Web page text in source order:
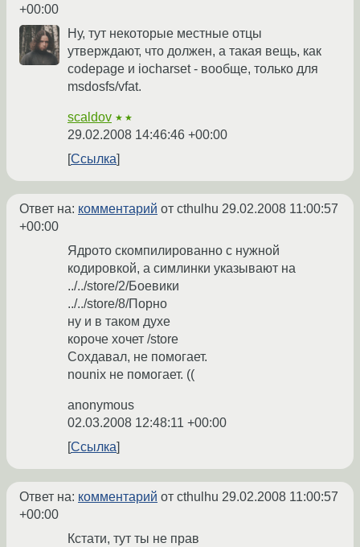
+00:00
Ну, тут некоторые местные отцы
утверждают, что должен, а такая вещь, как
codepage и iocharset - вообще, только для
msdosfs/vfat.
scaldov ★★
29.02.2008 14:46:46 +00:00
Ссылка
Ответ на: комментарий от cthulhu 29.02.2008 11:00:57
+00:00
Ядрото скомпилированно с нужной
кодировкой, а симлинки указывают на
../../store/2/Боевики
../../store/8/Порно
ну и в таком духе
короче хочет /store
Сохдавал, не помогает.
nounix не помогает. ((
anonymous
02.03.2008 12:48:11 +00:00
Ссылка
Ответ на: комментарий от cthulhu 29.02.2008 11:00:57
+00:00
Кстати, тут ты не прав